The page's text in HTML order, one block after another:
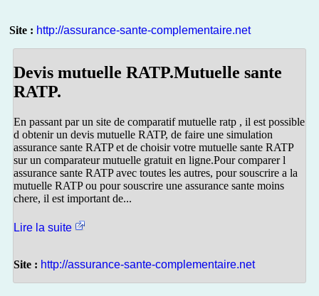
Site : http://assurance-sante-complementaire.net
Devis mutuelle RATP.Mutuelle sante
RATP.
En passant par un site de comparatif mutuelle ratp , il est possible
d obtenir un devis mutuelle RATP, de faire une simulation
assurance sante RATP et de choisir votre mutuelle sante RATP
sur un comparateur mutuelle gratuit en ligne.Pour comparer l
assurance sante RATP avec toutes les autres, pour souscrire a la
mutuelle RATP ou pour souscrire une assurance sante moins
chere, il est important de...
Lire la suite
Site : http://assurance-sante-complementaire.net